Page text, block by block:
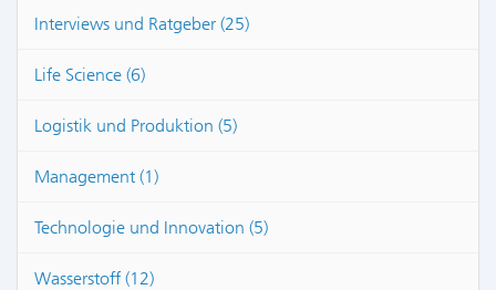
Interviews und Ratgeber (25)
Life Science (6)
Logistik und Produktion (5)
Management (1)
Technologie und Innovation (5)
Wasserstoff (12)